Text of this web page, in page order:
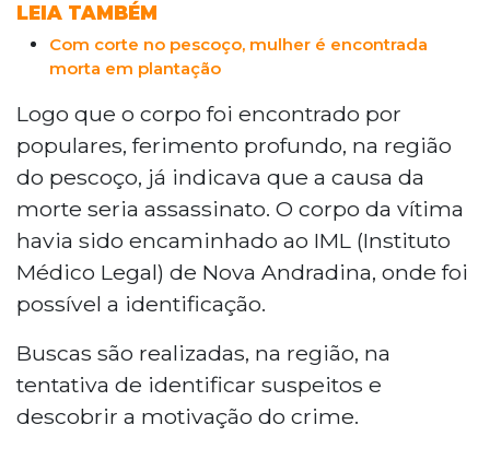
LEIA TAMBÉM
Com corte no pescoço, mulher é encontrada
morta em plantação
Logo que o corpo foi encontrado por
populares, ferimento profundo, na região
do pescoço, já indicava que a causa da
morte seria assassinato. O corpo da vítima
havia sido encaminhado ao IML (Instituto
Médico Legal) de Nova Andradina, onde foi
possível a identificação.
Buscas são realizadas, na região, na
tentativa de identificar suspeitos e
descobrir a motivação do crime.